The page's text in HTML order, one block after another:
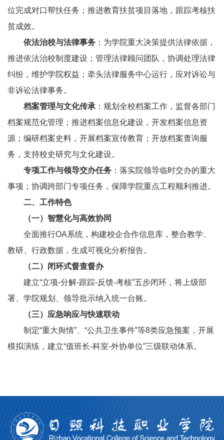
位完成对口帮扶任务；推进教育扶贫项目落地，跟踪考核扶
贫成效。
依法治校与法律事务 ：为学院重大决策提供法律依据，
推进依法治校制度建设；管理法律顾问团队，协调处理法律
纠纷，维护学院权益；牵头法律服务中心运行，应对诉讼与
非诉讼法律事务。
档案管理与文化传承 ：规划全校档案工作，监督各部门
档案规范化管理；推进档案信息化建设，开发档案信息资
源；编研档案史料，开展档案宣传教育；开放档案查询服
务，支持校史研究与文化建设。
专项工作与领导交办任务 ：落实院领导临时交办的重大
事项；协调跨部门专项任务，保障学院重点工程顺利推进。
二、工作特色
（一）智慧化与高效协同
全面推行OA系统，构建校企合作信息库，整合教学、
教研、行政数据，生成可视化分析报告。
（二）闭环式督查督办
建立“立项-分解-跟踪-反馈-考核”五步闭环，将上级部
署、学院规划、领导批示纳入统一台账。
（三）应急响应与快速联动
制定“重大舆情”、“公共卫生事件”等8类应急预案，开展
模拟演练，建立“值班长-科室-外协单位”三级联动体系。